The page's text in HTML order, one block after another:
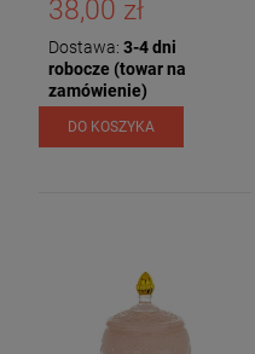
38,00 zł
Dostawa: 3-4 dni
robocze (towar na
zamówienie)
DO KOSZYKA